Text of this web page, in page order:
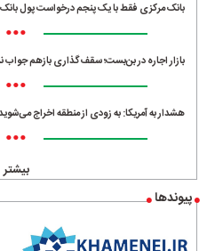
بانک مرکزی فقط با یک‌ پنجم درخواست پول
•••
بازار اجاره در بن‌بست؛ سقف‌گذاری بازهم جواب
•••
هشدار به آمریکا: به زودی از منطقه اخراج
•••
بیشتر
پیوندها